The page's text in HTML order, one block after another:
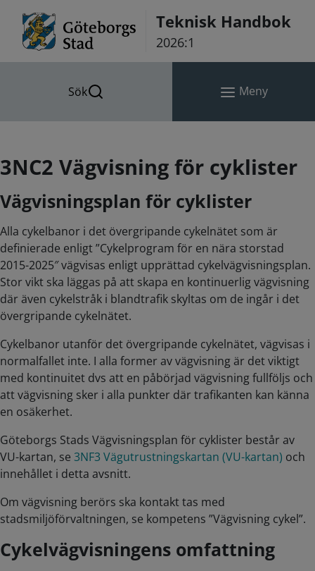
Teknisk Handbok
2026:1
Sök Meny
3NC2 Vägvisning för cyklister
Vägvisningsplan för cyklister
Alla cykelbanor i det övergripande cykelnätet som är
definierade enligt ”Cykelprogram för en nära storstad
2015-2025″ vägvisas enligt upprättad cykelvägvisningsplan.
Stor vikt ska läggas på att skapa en kontinuerlig vägvisning
där även cykelstråk i blandtrafik skyltas om de ingår i det
övergripande cykelnätet.
Cykelbanor utanför det övergripande cykelnätet, vägvisas i
normalfallet inte. I alla former av vägvisning är det viktigt
med kontinuitet dvs att en påbörjad vägvisning fullföljs och
att vägvisning sker i alla punkter där trafikanten kan känna
en osäkerhet.
Göteborgs Stads Vägvisningsplan för cyklister består av
VU-kartan, se 3NF3 Vägutrustningskartan (VU-kartan) och
innehållet i detta avsnitt.
Om vägvisning berörs ska kontakt tas med
stadsmiljöförvaltningen, se kompetens ”Vägvisning cykel”.
Cykelvägvisningens omfattning